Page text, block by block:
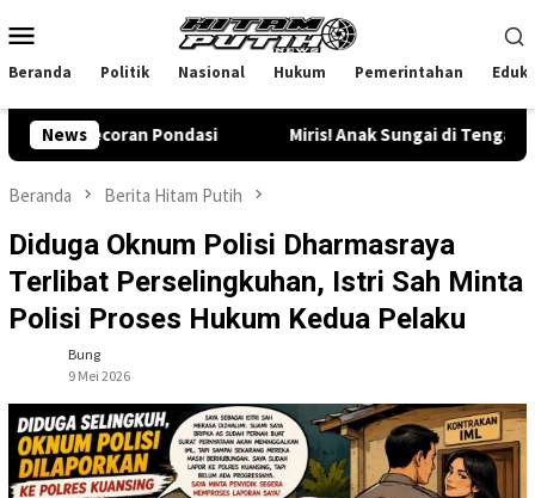
ke
Mobile
Beranda Politik Nasional Hukum Pemerintahan
News
Pondasi Miris! Anak Sungai di Tengah Permukiman
Beranda Berita Hitam Putih
Diduga Oknum Polisi Dharmasraya
Terlibat Perselingkuhan, Istri Sah Minta
Polisi Proses Hukum Kedua Pelaku
Bung
9 Mei 2026